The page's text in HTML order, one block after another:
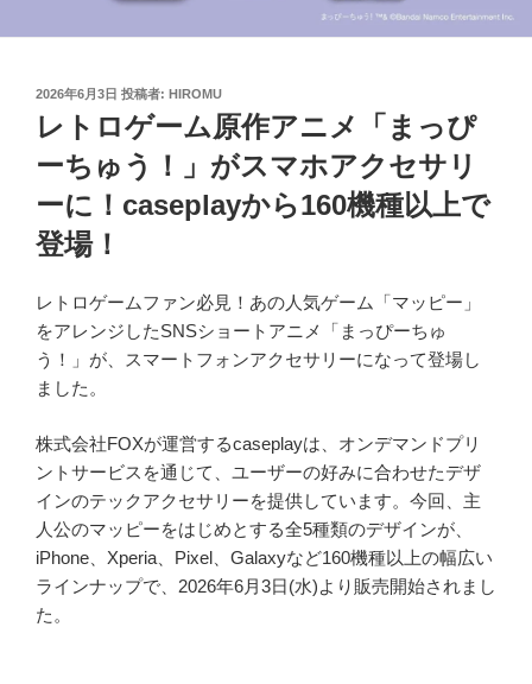
投
稿
日:
2026年6月3日 投稿者: HIROMU
レトロゲーム原作アニメ「まっぴ
ーちゅう！」がスマホアクセサリ
ーに！caseplayから160機種以上で
登場！
レトロゲームファン必見！あの人気ゲーム「マッピー」
をアレンジしたSNSショートアニメ「まっぴーちゅ
う！」が、スマートフォンアクセサリーになって登場し
ました。
株式会社FOXが運営するcaseplayは、オンデマンドプリ
ントサービスを通じて、ユーザーの好みに合わせたデザ
インのテックアクセサリーを提供しています。今回、主
人公のマッピーをはじめとする全5種類のデザインが、
iPhone、Xperia、Pixel、Galaxyなど160機種以上の幅広い
ラインナップで、2026年6月3日(水)より販売開始されまし
た。